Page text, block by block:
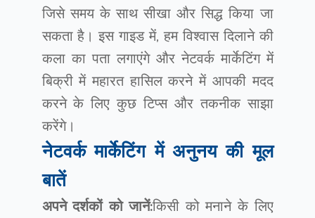
जिसे समय के साथ सीखा और सिद्ध किया जा
सकता है। इस गाइड में, हम विश्वास दिलाने की
कला का पता लगाएंगे और नेटवर्क मार्केटिंग में
बिक्री में महारत हासिल करने में आपकी मदद
करने के लिए कुछ टिप्स और तकनीक साझा
करेंगे।
नेटवर्क मार्केटिंग में अनुनय की मूल
बातें
अपने दर्शकों को जानें:किसी को मनाने के लिए